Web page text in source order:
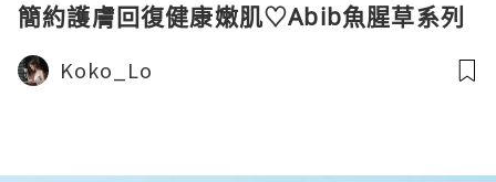
簡約護膚回復健康嫩肌♡Abib魚腥草系列
Koko_Lo